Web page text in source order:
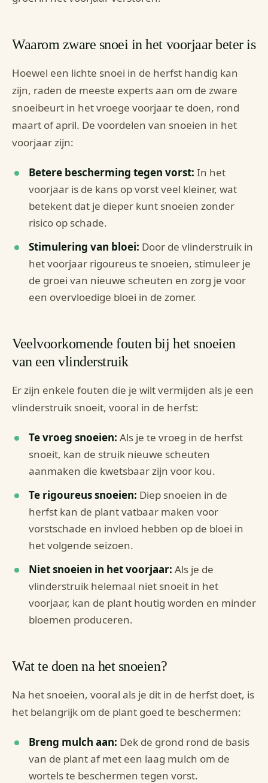
Waarom zware snoei in het voorjaar beter is
Hoewel een lichte snoei in de herfst handig kan
zijn, raden de meeste experts aan om de zware
snoeibeurt in het vroege voorjaar te doen, rond
maart of april. De voordelen van snoeien in het
voorjaar zijn:
Betere bescherming tegen vorst: In het
voorjaar is de kans op vorst veel kleiner, wat
betekent dat je dieper kunt snoeien zonder
risico op schade.
Stimulering van bloei: Door de vlinderstruik in
het voorjaar rigoureus te snoeien, stimuleer je
de groei van nieuwe scheuten en zorg je voor
een overvloedige bloei in de zomer.
Veelvoorkomende fouten bij het snoeien
van een vlinderstruik
Er zijn enkele fouten die je wilt vermijden als je een
vlinderstruik snoeit, vooral in de herfst:
Te vroeg snoeien: Als je te vroeg in de herfst
snoeit, kan de struik nieuwe scheuten
aanmaken die kwetsbaar zijn voor kou.
Te rigoureus snoeien: Diep snoeien in de
herfst kan de plant vatbaar maken voor
vorstschade en invloed hebben op de bloei in
het volgende seizoen.
Niet snoeien in het voorjaar: Als je de
vlinderstruik helemaal niet snoeit in het
voorjaar, kan de plant houtig worden en minder
bloemen produceren.
Wat te doen na het snoeien?
Na het snoeien, vooral als je dit in de herfst doet, is
het belangrijk om de plant goed te beschermen:
Breng mulch aan: Dek de grond rond de basis
van de plant af met een laag mulch om de
wortels te beschermen tegen vorst.